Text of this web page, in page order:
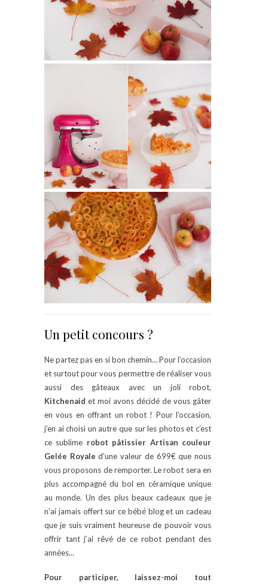
Un petit concours ?
Ne partez pas en si bon chemin… Pour l’occasion
et surtout pour vous permettre de réaliser vous
aussi des gâteaux avec un joli robot,
Kitchenaid et moi avons décidé de vous gâter
en vous en offrant un robot ! Pour l’occasion,
j’en ai choisi un autre que sur les photos et c’est
ce sublime robot pâtissier Artisan couleur
Gelée Royaled’une valeur de 699€ que nous
vous proposons de remporter. Le robot sera en
plus accompagné du bol en céramique unique
au monde. Un des plus beaux cadeaux que je
n’ai jamais offert sur ce bébé blog et un cadeau
que je suis vraiment heureuse de pouvoir vous
offrir tant j’ai rêvé de ce robot pendant des
années…
Pour participer, laissez-moi tout